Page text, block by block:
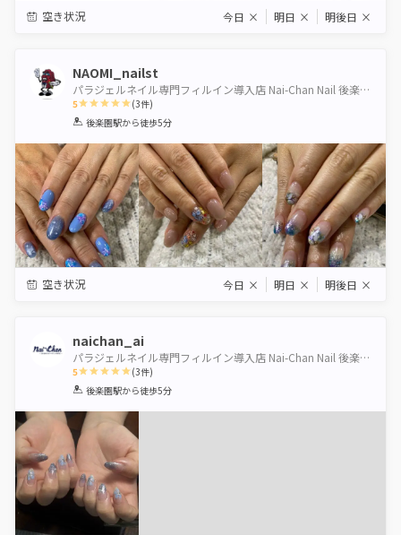
空き状況 今日 × 明日 × 明後日 ×
NAOMI_nailst
パラジェルネイル専門フィルイン導入店 Nai-Chan Nail 後楽園【水道橋店】
5
1 2 3 4 5
(3件)
後楽園駅から徒歩5分
空き状況 今日 × 明日 × 明後日 ×
naichan_ai
パラジェルネイル専門フィルイン導入店 Nai-Chan Nail 後楽園【水道橋店】
5
1 2 3 4 5
(3件)
後楽園駅から徒歩5分